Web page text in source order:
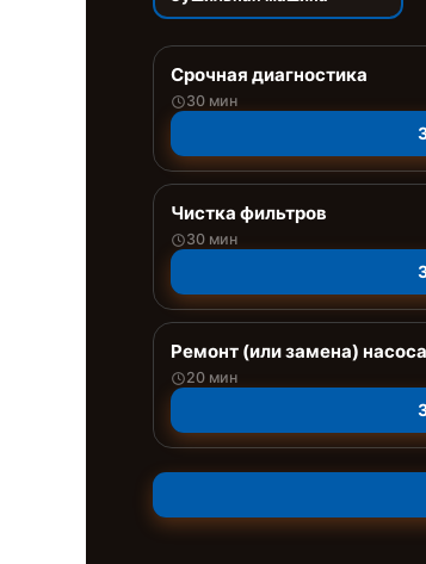
Срочная диагностика
30 мин
Чистка фильтров
30 мин
Ремонт (или замена) насоса
20 мин